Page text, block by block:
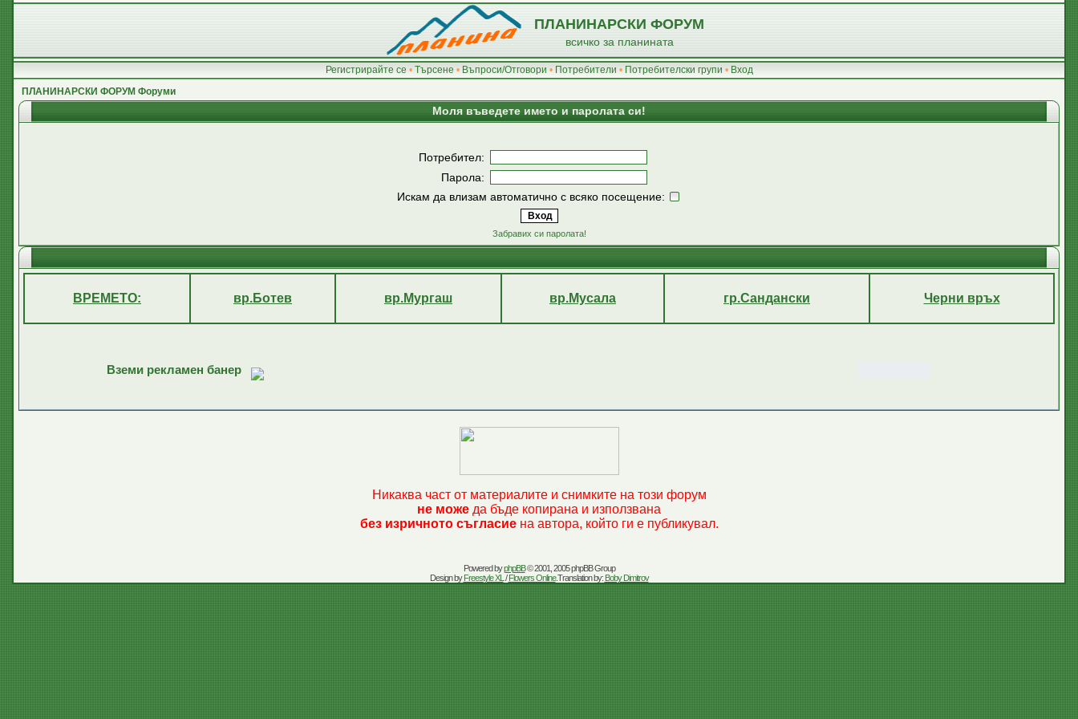
ПЛАНИНАРСКИ ФОРУМ
всичко за планината
Регистрирайте се • Търсене • Въпроси/Отговори • Потребители • Потребителски групи • Вход
ПЛАНИНАРСКИ ФОРУМ Форуми
Моля въведете името и паролата си!
Потребител:
Парола:
Искам да влизам автоматично с всяко посещение:
Забравих си паролата!
ВРЕМЕТО: вр.Ботев вр.Мургаш вр.Мусала гр.Сандански Черни връх
Вземи рекламен банер
Никаква част от материалите и снимките на този форум
не може да бъде копирана и използвана
без изричното съгласиена автора, който ги е публикувал.
Powered byphpBB© 2001, 2005 phpBB Group
Design byFreestyle XL /Flowers Online.Translation by: Boby Dimitrov